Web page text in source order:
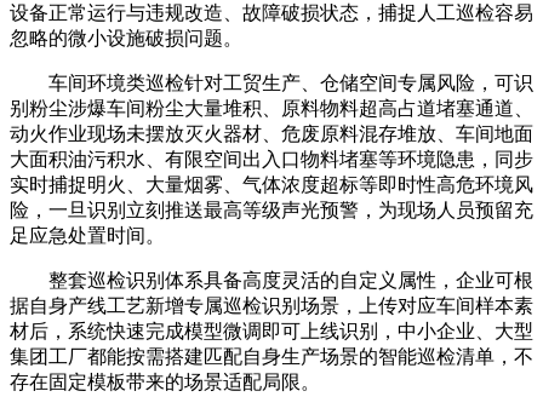
设备正常运行与违规改造、故障破损状态，捕捉人工巡检容易
忽略的微小设施破损问题。
车间环境类巡检针对工贸生产、仓储空间专属风险，可识
别粉尘涉爆车间粉尘大量堆积、原料物料超高占道堵塞通道、
动火作业现场未摆放灭火器材、危废原料混存堆放、车间地面
大面积油污积水、有限空间出入口物料堵塞等环境隐患，同步
实时捕捉明火、大量烟雾、气体浓度超标等即时性高危环境风
险，一旦识别立刻推送最高等级声光预警，为现场人员预留充
足应急处置时间。
整套巡检识别体系具备高度灵活的自定义属性，企业可根
据自身产线工艺新增专属巡检识别场景，上传对应车间样本素
材后，系统快速完成模型微调即可上线识别，中小企业、大型
集团工厂都能按需搭建匹配自身生产场景的智能巡检清单，不
存在固定模板带来的场景适配局限。